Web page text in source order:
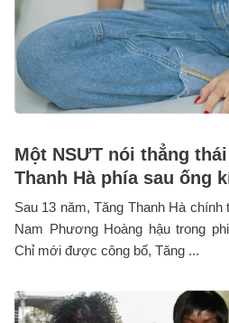
Một NSƯT nói thẳng
Thanh Hà phía sau ống
Sau 13 năm, Tăng Thanh Hà
Nam Phương Hoàng hậu trong
Chỉ mới được công bố, Tăng ...